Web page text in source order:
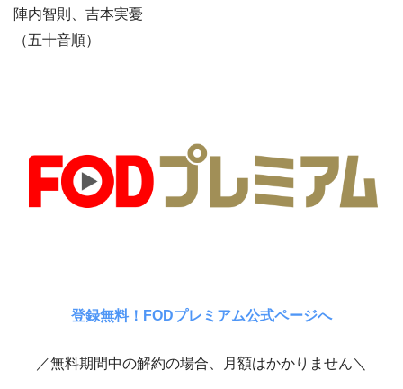
陣内智則、吉本実憂
（五十音順）
登録無料！FODプレミアム公式ページへ
／無料期間中の解約の場合、月額はかかりません＼